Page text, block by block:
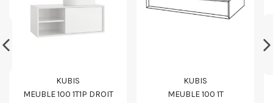
KUBIS
MEUBLE 100 1T1P DROIT
KUBIS
MEUBLE 100 1T